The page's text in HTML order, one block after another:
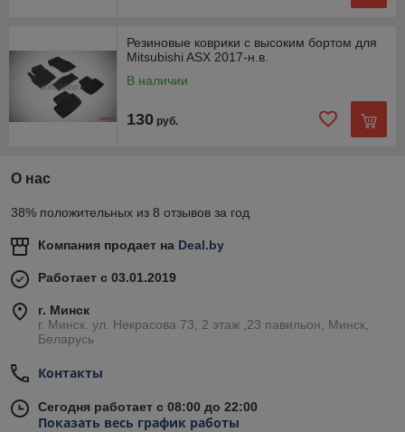
Резиновые коврики с высоким бортом для
Mitsubishi ASX 2017-н.в.
В наличии
130 руб.
О нас
38% положительных из 8 отзывов за год
Компания продает на Deal.by
Работает с 03.01.2019
г. Минск
г. Минск. ул. Некрасова 73, 2 этаж ,23 павильон, Минск,
Беларусь
Контакты
Сегодня работает с 08:00 до 22:00
Показать весь график работы